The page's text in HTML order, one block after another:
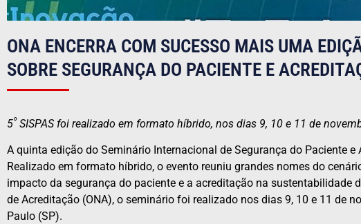
ONA ENCERRA COM SUCESSO MAIS UMA
SOBRE SEGURANÇA DO PACIENTE E
5º SISPAS foi realizado em formato híbrido, nos dias 9, 10 e 11 de
A quinta edição do Seminário Internacional de Segurança do Paciente e
Realizado em formato híbrido, o evento reuniu grandes nomes do
impacto da segurança do paciente e a acreditação na sustentabilidade
de Acreditação (ONA), o seminário foi realizado nos dias 9, 10 e 11 de
Paulo (SP).